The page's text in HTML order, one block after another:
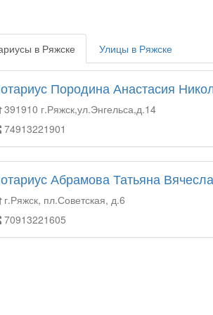
в Ряжске Улицы в Ряжске
Породина Анастасия
391910 г.Ряжск,ул.Энгельса,д.14
74913221901
Абрамова Татьяна
г.Ряжск, пл.Советская, д.6
70913221605